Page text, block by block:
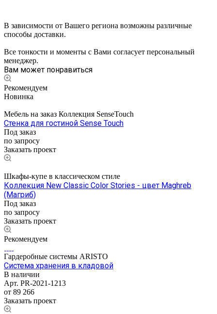
В зависимости от Вашего региона возможны различные
способы доставки.
Все тонкости и моменты с Вами согласует персональный
менеджер.
Вам может понравиться
Рекомендуем
Новинка
Мебель на заказ Коллекция SenseTouch
Стенка для гостиной Sense Touch
Под заказ
по запросу
Заказать проект
Шкафы-купе в классическом стиле
Коллекция New Classic Color Stories - цвет Maghreb
(Магриб)
Под заказ
по запросу
Заказать проект
Рекомендуем
Гардеробные системы ARISTO
Система хранения в кладовой
В наличии
Арт. PR-2021-1213
от 89 266
Заказать проект